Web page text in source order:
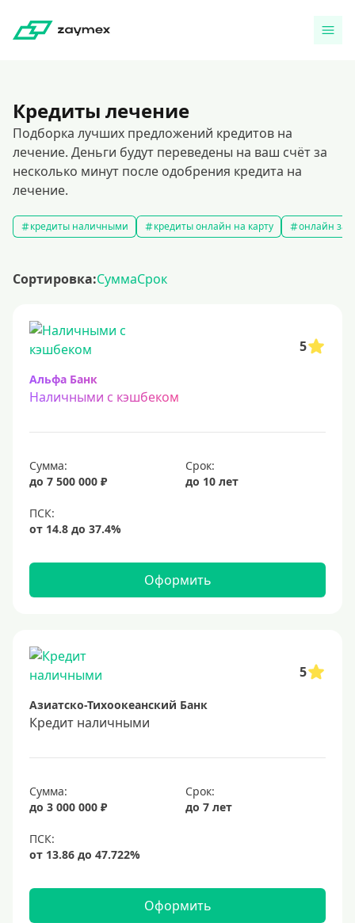
Кредиты лечение
Подборка лучших предложений кредитов на
лечение. Деньги будут переведены на ваш счёт за
несколько минут после одобрения кредита на
лечение.
кредиты наличными кредиты онлайн на карту онлайн
Сортировка:СуммаСрок
5
Альфа Банк
Наличными с кэшбеком
Сумма:
до 7 500 000 ₽
Срок:
до 10 лет
Оформить
5
Азиатско-Тихоокеанский Банк
Кредит наличными
Сумма:
до 3 000 000 ₽
Срок:
до 7 лет
Оформить